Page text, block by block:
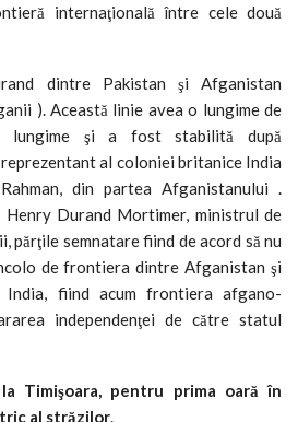
internaţională între cele două
dintre Pakistan şi Afganistan
). Această linie avea o lungime de
lungime şi a fost stabilită după
al coloniei britanice India
din partea Afganistanului .
Durand Mortimer, ministrul de
părţile semnatare fiind de acord să nu
de frontiera dintre Afganistan şi
fiind acum frontiera afgano-
independenţei de către statul
Timişoara, pentru prima oară în
al străzilor.